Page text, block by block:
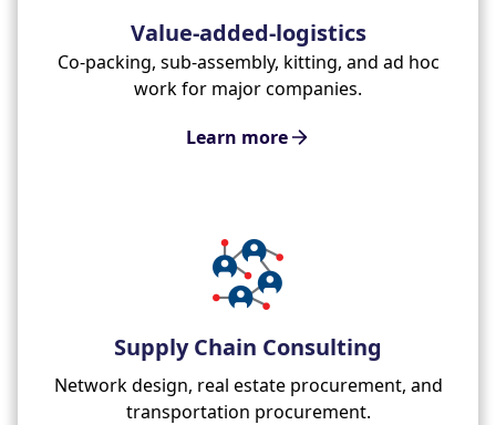
Value-added-logistics
Co-packing, sub-assembly, kitting, and ad hoc
work for major companies.
Learn more
Supply Chain Consulting
Network design, real estate procurement, and
transportation procurement.